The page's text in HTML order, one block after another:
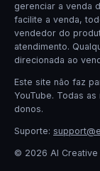
gerenciar a venda
facilite a venda,
vendedor do
atendimento.
direcionada ao
Este site não faz
YouTube. Todas
donos.
Suporte:
© 2026 AI Creative